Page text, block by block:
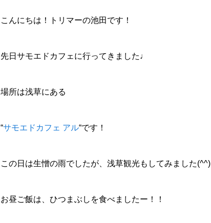
こんにちは！トリマーの池田です！
先日サモエドカフェに行ってきました♩
場所は浅草にある
“サモエドカフェ アル“です！
この日は生憎の雨でしたが、浅草観光もしてみました(^^)
お昼ご飯は、ひつまぶしを食べましたー！！